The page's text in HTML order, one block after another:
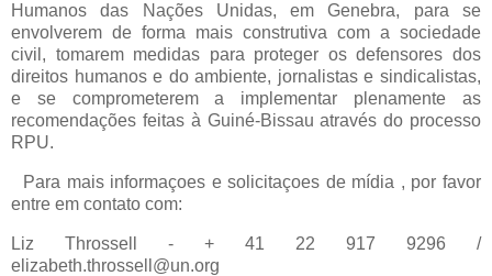
Humanos das Nações Unidas, em Genebra, para se
envolverem de forma mais construtiva com a sociedade
civil, tomarem medidas para proteger os defensores dos
direitos humanos e do ambiente, jornalistas e sindicalistas,
e se comprometerem a implementar plenamente as
recomendações feitas à Guiné-Bissau através do processo
RPU.
Para mais informaçoes e solicitaçoes de mídia , por favor
entre em contato com:
Liz Throssell - + 41 22 917 9296 /
elizabeth.throssell@un.org